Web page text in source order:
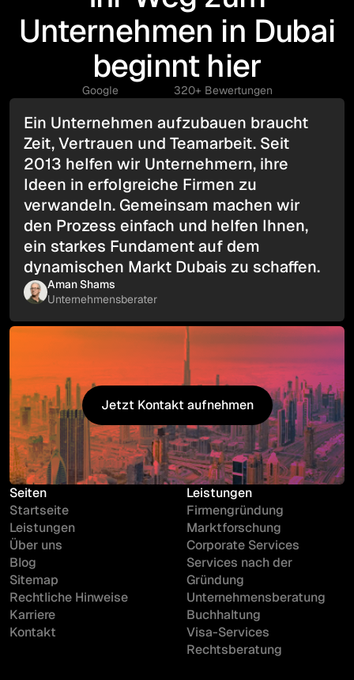
Unternehmen in Dubai
beginnt hier
Google 320+ Bewertungen
Ein Unternehmen aufzubauen braucht
Zeit, Vertrauen und Teamarbeit. Seit
2013 helfen wir Unternehmern, ihre
Ideen in erfolgreiche Firmen zu
verwandeln. Gemeinsam machen wir
den Prozess einfach und helfen Ihnen,
ein starkes Fundament auf dem
dynamischen Markt Dubais zu schaffen.
Aman Shams
Unternehmensberater
Jetzt Kontakt aufnehmen
Jetzt Kontakt aufnehmen
Seiten
Startseite
Leistungen
Über uns
Blog
Sitemap
Rechtliche Hinweise
Karriere
Kontakt
Leistungen
Firmengründung
Marktforschung
Corporate Services
Services nach der
Gründung
Unternehmensberatung
Buchhaltung
Visa-Services
Rechtsberatung